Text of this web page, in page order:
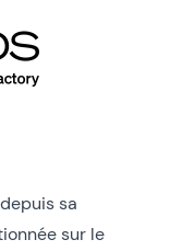
sa
sur le